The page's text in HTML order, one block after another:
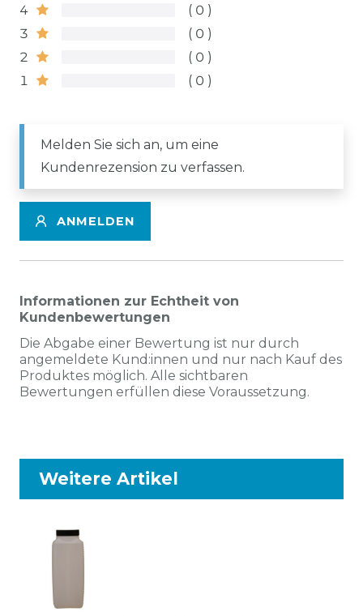
4
0
3
0
2
0
1
0
Melden Sie sich an, um eine
Kundenrezension zu verfassen.
ANMELDEN
Informationen zur Echtheit von
Kundenbewertungen
Die Abgabe einer Bewertung ist nur durch
angemeldete Kund:innen und nur nach Kauf des
Produktes möglich. Alle sichtbaren
Bewertungen erfüllen diese Voraussetzung.
Weitere Artikel